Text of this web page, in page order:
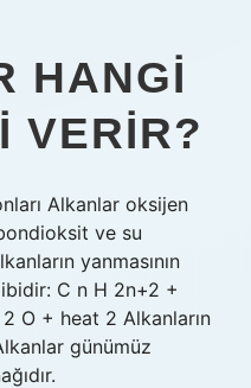
HANGI
VERIR?
Alkanlar oksijen
ve su
yanmasının
C n H 2n+2 +
O + heat 2 Alkanların
günümüz